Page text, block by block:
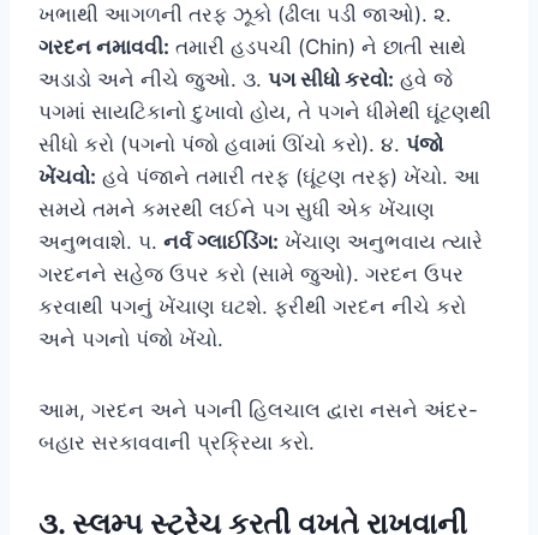
ખભાથી આગળની તરફ ઝૂકો (ઢીલા પડી જાઓ). ૨.
ગરદન નમાવવી: તમારી હડપચી (Chin) ને છાતી સાથે
અડાડો અને નીચે જુઓ. ૩. પગ સીધો કરવો: હવે જે
પગમાં સાયટિકાનો દુખાવો હોય, તે પગને ધીમેથી ઘૂંટણથી
સીધો કરો (પગનો પંજો હવામાં ઊંચો કરો). ૪. પંજો
ખેંચવો: હવે પંજાને તમારી તરફ (ઘૂંટણ તરફ) ખેંચો. આ
સમયે તમને કમરથી લઈને પગ સુધી એક ખેંચાણ
અનુભવાશે. ૫. નર્વ ગ્લાઈડિંગ: ખેંચાણ અનુભવાય ત્યારે
ગરદનને સહેજ ઉપર કરો (સામે જુઓ). ગરદન ઉપર
કરવાથી પગનું ખેંચાણ ઘટશે. ફરીથી ગરદન નીચે કરો
અને પગનો પંજો ખેંચો.
આમ, ગરદન અને પગની હિલચાલ દ્વારા નસને અંદર-
બહાર સરકાવવાની પ્રક્રિયા કરો.
૩. સ્લમ્પ સ્ટ્રેચ કરતી વખતે રાખવાની